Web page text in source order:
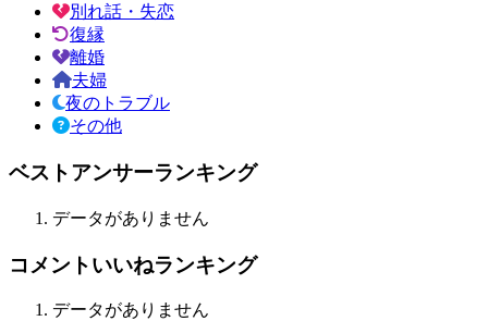
別れ話・失恋
復縁
離婚
夫婦
夜のトラブル
その他
ベストアンサーランキング
データがありません
コメントいいねランキング
データがありません